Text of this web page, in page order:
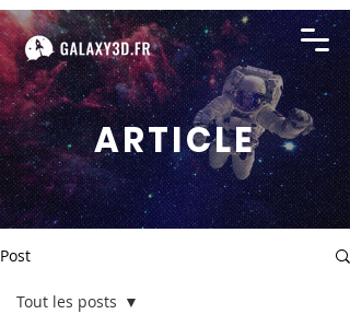
ARTICLE
Post
Tout les posts